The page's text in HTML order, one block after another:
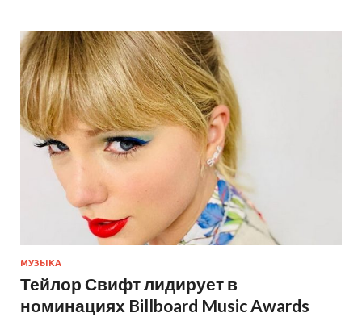
МУЗЫКА
Тейлор Свифт лидирует в
номинациях Billboard Music Awards